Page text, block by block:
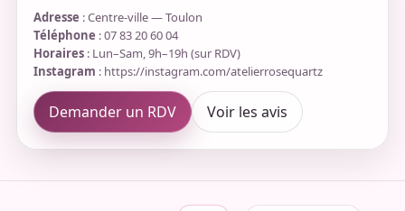
Adresse : Centre-ville — Toulon
Téléphone : 07 83 20 60 04
Horaires : Lun–Sam, 9h–19h (sur RDV)
Instagram : https://instagram.com/atelierrosequartz
Demander un RDV Voir les avis